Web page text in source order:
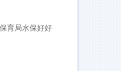
育局水保好好